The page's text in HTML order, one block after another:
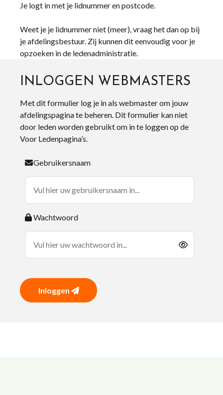
Je logt in met je lidnummer en postcode.
Weet je je lidnummer niet (meer), vraag het dan op bij
je afdelingsbestuur. Zij kunnen dit eenvoudig voor je
opzoeken in de ledenadministratie.
INLOGGEN WEBMASTERS
Met dit formulier log je in als webmaster om jouw
afdelingspagina te beheren. Dit formulier kan niet
door leden worden gebruikt om in te loggen op de
Voor Ledenpagina’s.
Gebruikersnaam
Wachtwoord
Inloggen